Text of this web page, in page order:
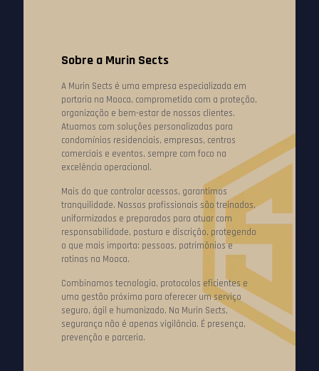
Sobre a Murin Sects
A Murin Sects é uma empresa especializada em
portaria na Mooca, comprometida com a proteção,
organização e bem-estar de nossos clientes.
Atuamos com soluções personalizadas para
condomínios residenciais, empresas, centros
comerciais e eventos, sempre com foco na
excelência operacional.
Mais do que controlar acessos, garantimos
tranquilidade. Nossos profissionais são treinados,
uniformizados e preparados para atuar com
responsabilidade, postura e discrição, protegendo
o que mais importa: pessoas, patrimônios e
rotinas na Mooca.
Combinamos tecnologia, protocolos eficientes e
uma gestão próxima para oferecer um serviço
seguro, ágil e humanizado. Na Murin Sects,
segurança não é apenas vigilância. É presença,
prevenção e parceria.